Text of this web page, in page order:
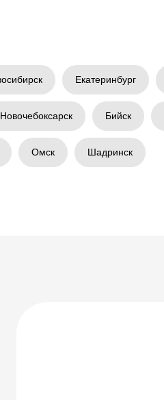
Екатеринбург
Новочебоксарск Бийск
Омск Шадринск